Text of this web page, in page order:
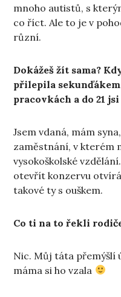
mnoho autistů, s
co říct. Ale to je v
různí.
Dokážeš žít sama?
přilepila
pracovkách a do 21
Jsem vdaná, mám
zaměstnání, v kterém
vysokoškolské vzdělání.
otevřít konzervu
takové ty s ouškem.
Co ti na to řekli
Nic. Můj táta přemýšlí
máma si ho vzala